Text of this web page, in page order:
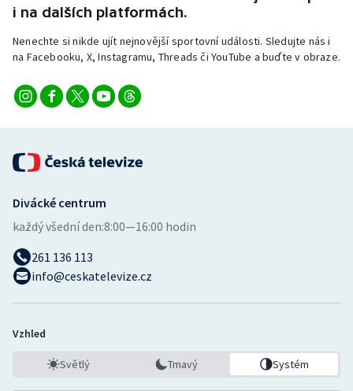
Sportovní střelba
Stolní tenis
Triatlon
Veslování
Vodní slalom
Volejbal
Ostatní
i na dalších platformách.
Nenechte si nikde ujít nejnovější sportovní události. Sledujte nás i
na Facebooku, X, Instagramu, Threads či YouTube a buďte v obraze.
Divácké centrum
každý všední den:8:00—16:00 hodin
261 136 113
info@ceskatelevize.cz
Vzhled
Světlý Tmavý Systém